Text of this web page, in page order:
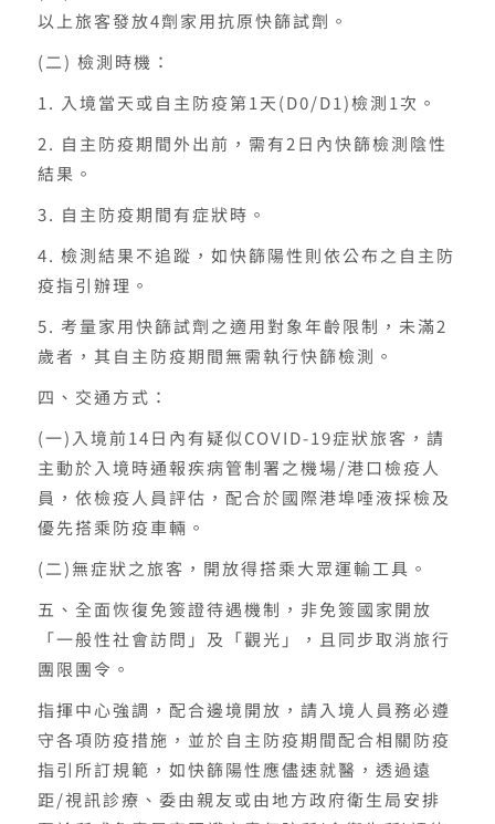
以上旅客發放4劑家用抗原快篩試劑。
(二) 檢測時機：
1. 入境當天或自主防疫第1天(D0/D1)檢測1次。
2. 自主防疫期間外出前，需有2日內快篩檢測陰性
結果。
3. 自主防疫期間有症狀時。
4. 檢測結果不追蹤，如快篩陽性則依公布之自主防
疫指引辦理。
5. 考量家用快篩試劑之適用對象年齡限制，未滿2
歲者，其自主防疫期間無需執行快篩檢測。
四、交通方式：
(一)入境前14日內有疑似COVID-19症狀旅客，請
主動於入境時通報疾病管制署之機場/港口檢疫人
員，依檢疫人員評估，配合於國際港埠唾液採檢及
優先搭乘防疫車輛。
(二)無症狀之旅客，開放得搭乘大眾運輸工具。
五、全面恢復免簽證待遇機制，非免簽國家開放
「一般性社會訪問」及「觀光」，且同步取消旅行
團限團令。
指揮中心強調，配合邊境開放，請入境人員務必遵
守各項防疫措施，並於自主防疫期間配合相關防疫
指引所訂規範，如快篩陽性應儘速就醫，透過遠
距/視訊診療、委由親友或由地方政府衛生局安排